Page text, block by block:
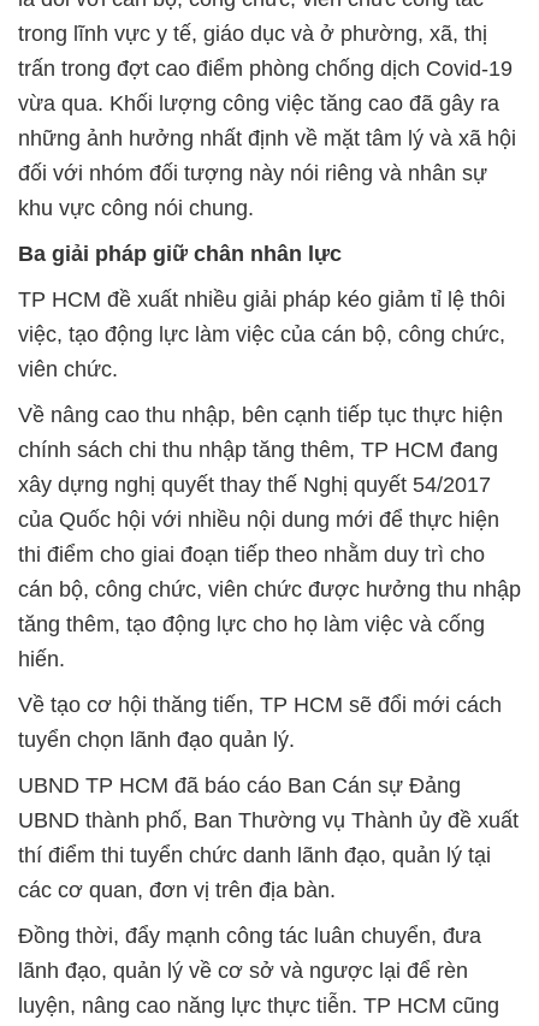
trong lĩnh vực y tế, giáo dục và ở phường, xã, thị
trấn trong đợt cao điểm phòng chống dịch Covid-19
vừa qua. Khối lượng công việc tăng cao đã gây ra
những ảnh hưởng nhất định về mặt tâm lý và xã hội
đối với nhóm đối tượng này nói riêng và nhân sự
khu vực công nói chung.
Ba giải pháp giữ chân nhân lực
TP HCM đề xuất nhiều giải pháp kéo giảm tỉ lệ thôi
việc, tạo động lực làm việc của cán bộ, công chức,
viên chức.
Về nâng cao thu nhập, bên cạnh tiếp tục thực hiện
chính sách chi thu nhập tăng thêm, TP HCM đang
xây dựng nghị quyết thay thế Nghị quyết 54/2017
của Quốc hội với nhiều nội dung mới để thực hiện
thi điểm cho giai đoạn tiếp theo nhằm duy trì cho
cán bộ, công chức, viên chức được hưởng thu nhập
tăng thêm, tạo động lực cho họ làm việc và cống
hiến.
Về tạo cơ hội thăng tiến, TP HCM sẽ đổi mới cách
tuyển chọn lãnh đạo quản lý.
UBND TP HCM đã báo cáo Ban Cán sự Đảng
UBND thành phố, Ban Thường vụ Thành ủy đề xuất
thí điểm thi tuyển chức danh lãnh đạo, quản lý tại
các cơ quan, đơn vị trên địa bàn.
Đồng thời, đẩy mạnh công tác luân chuyển, đưa
lãnh đạo, quản lý về cơ sở và ngược lại để rèn
luyện, nâng cao năng lực thực tiễn. TP HCM cũng